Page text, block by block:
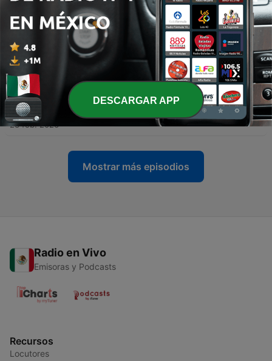
70 - #64 - L'univers et les dragons c'est fou
21 abr. 2026
#63 - La peur animé par Mini Kaiju
30 mar. 2026
68 - #62 - Les couples mythiques ca fuse à gogo...
23 feb. 2026
Mostrar más episodios
Radio en Vivo
Emisoras y Podcasts
Recursos
Locutores
DESCARGAR APP